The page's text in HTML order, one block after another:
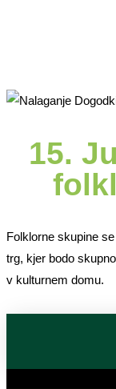
15.
Folklorne skupine
trg, kjer bodo
v kulturnem domu.